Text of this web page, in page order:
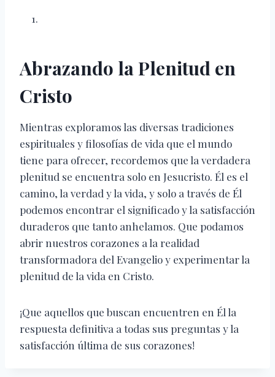
Abrazando la Plenitud en
Cristo
Mientras exploramos las diversas tradiciones
espirituales y filosofías de vida que el mundo
tiene para ofrecer, recordemos que la verdadera
plenitud se encuentra solo en Jesucristo. Él es el
camino, la verdad y la vida, y solo a través de Él
podemos encontrar el significado y la satisfacción
duraderos que tanto anhelamos. Que podamos
abrir nuestros corazones a la realidad
transformadora del Evangelio y experimentar la
plenitud de la vida en Cristo.
¡Que aquellos que buscan encuentren en Él la
respuesta definitiva a todas sus preguntas y la
satisfacción última de sus corazones!